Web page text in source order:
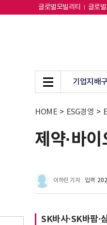
글로벌모빌리티 글로
기업지배
HOME > ESG경영 >
제약·바
이하린 기자 입력
SK바사·SK바팜·